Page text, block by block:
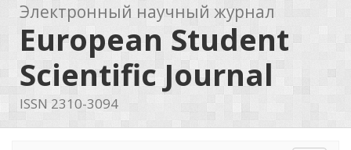
Электронный научный журнал
European Student
Scientific Journal
ISSN 2310-3094